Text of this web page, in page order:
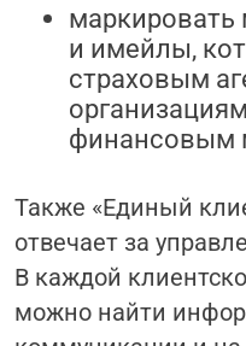
и имейлы,
страховым
финансовым
Также «Единый
отвечает за
В каждой
можно найти